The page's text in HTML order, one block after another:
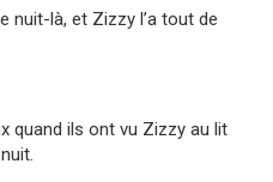
nuit-là, et Zizzy l’a tout de
quand ils ont vu Zizzy au lit